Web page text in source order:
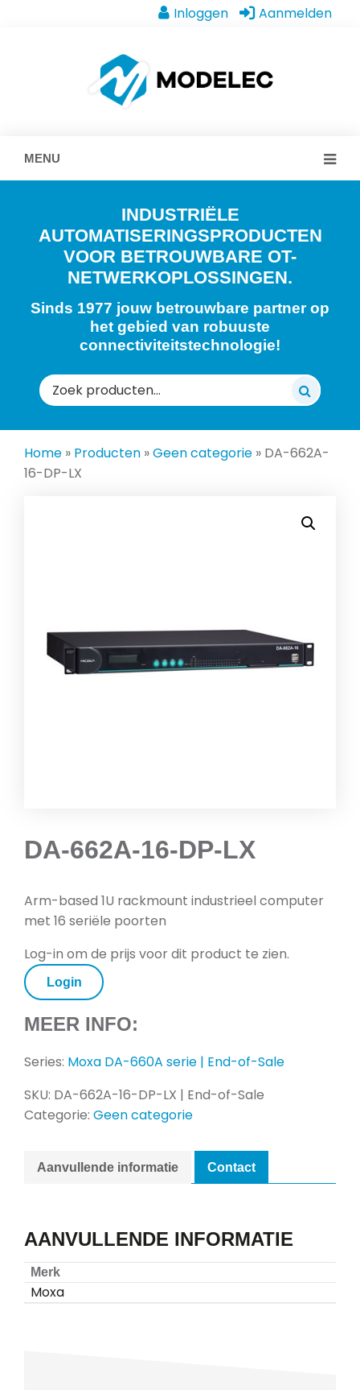
Inloggen Aanmelden
MENU
INDUSTRIËLE
AUTOMATISERINGSPRODUCTEN
VOOR BETROUWBARE OT-
NETWERKOPLOSSINGEN.
Sinds 1977 jouw betrouwbare partner op
het gebied van robuuste
connectiviteitstechnologie!
Zoeken
naar:
Home » Producten »Geen categorie » DA-662A-
16-DP-LX
DA-662A-16-DP-LX
Arm-based 1U rackmount industrieel computer
met 16 seriële poorten
Log-in om de prijs voor dit product te zien.
Login
MEER INFO:
Series: Moxa DA-660A serie | End-of-Sale
SKU: DA-662A-16-DP-LX | End-of-Sale
Categorie: Geen categorie
Aanvullende informatie Contact
AANVULLENDE INFORMATIE
Merk
Moxa